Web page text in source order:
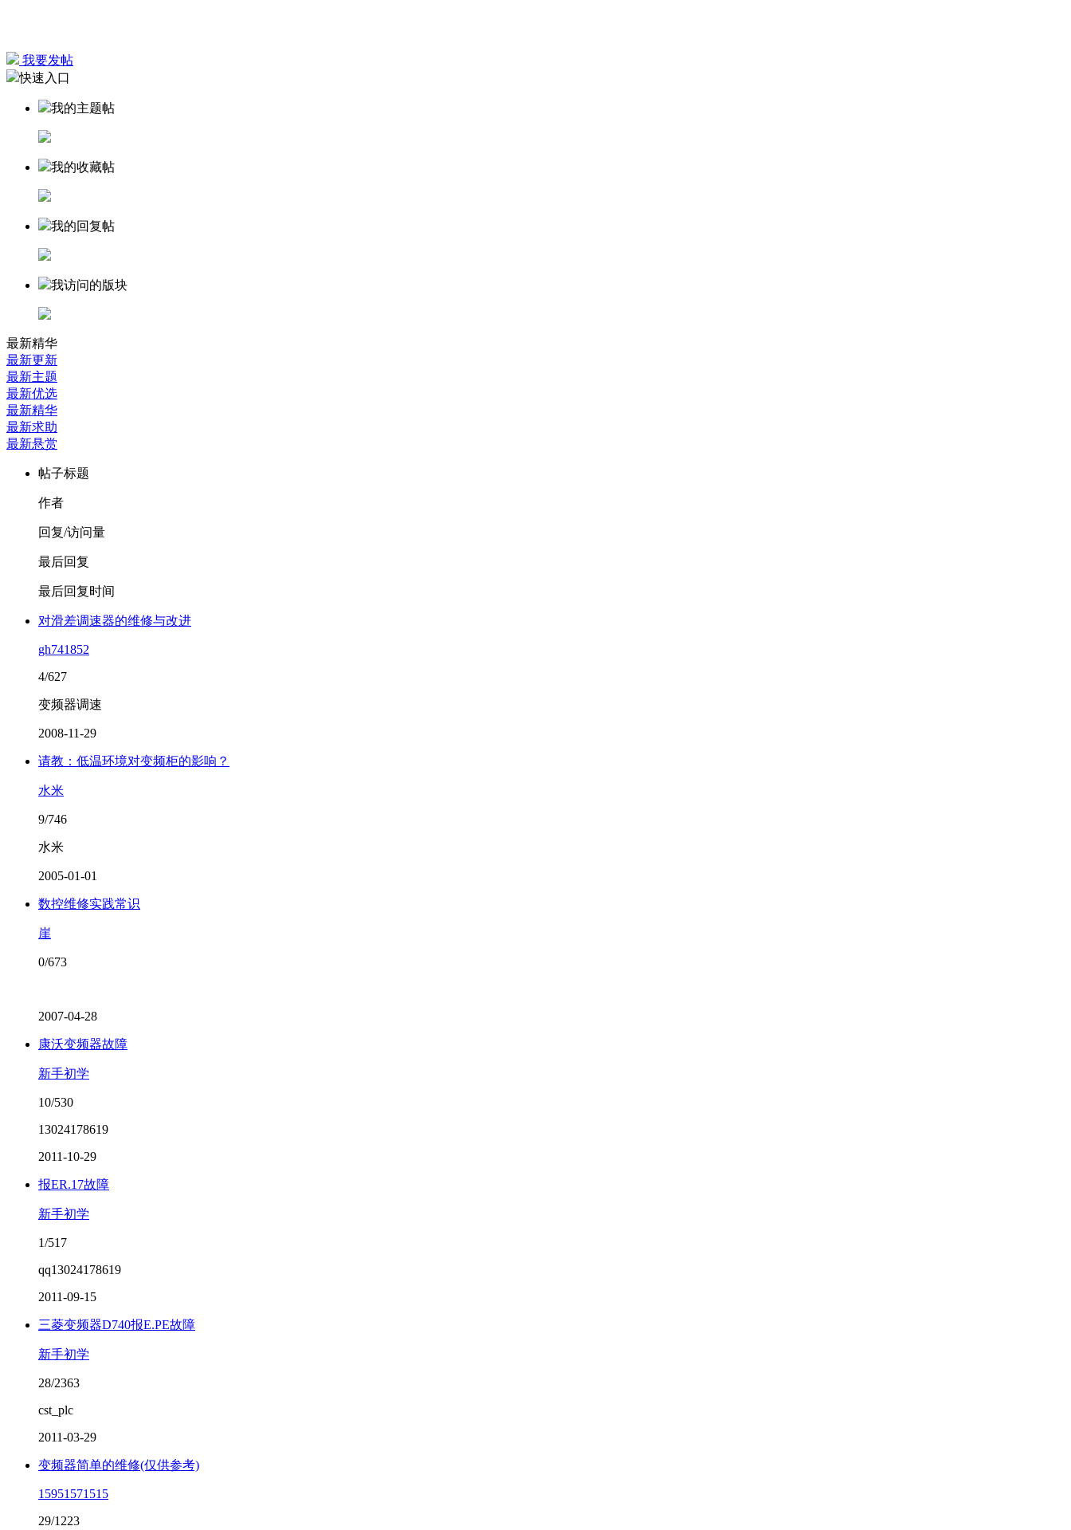
我要发帖
快速入口
我的主题帖
我的收藏帖
我的回复帖
我访问的版块
最新精华
最新更新
最新主题
最新优选
最新精华
最新求助
最新悬赏
帖子标题
作者
回复/访问量
最后回复
最后回复时间
对滑差调速器的维修与改进
gh741852
4/627
变频器调速
2008-11-29
请教：低温环境对变频柜的影响？
水米
9/746
水米
2005-01-01
数控维修实践常识
崖
0/673
2007-04-28
康沃变频器故障
新手初学
10/530
13024178619
2011-10-29
报ER.17故障
新手初学
1/517
qq13024178619
2011-09-15
三菱变频器D740报E.PE故障
新手初学
28/2363
cst_plc
2011-03-29
变频器简单的维修(仅供参考)
15951571515
29/1223